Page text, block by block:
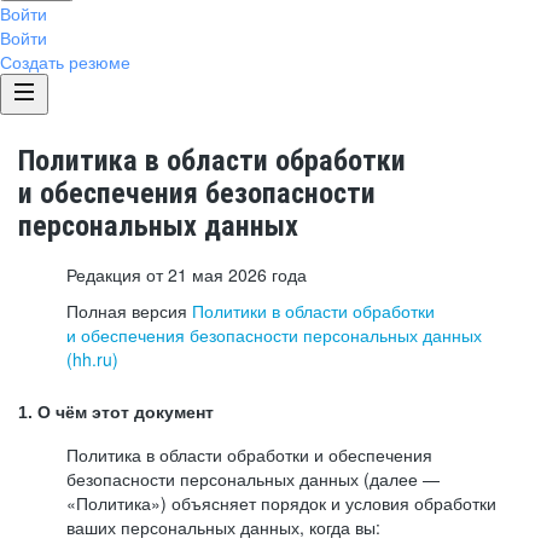
Войти
Войти
Создать резюме
Политика в области обработки
и обеспечения безопасности
персональных данных
Редакция от 21 мая 2026 года
Полная версия Политики в области обработки
и обеспечения безопасности персональных данных
(hh.ru)
1. О чём этот документ
Политика в области обработки и обеспечения
безопасности персональных данных (далее —
«Политика») объясняет порядок и условия обработки
ваших персональных данных, когда вы: